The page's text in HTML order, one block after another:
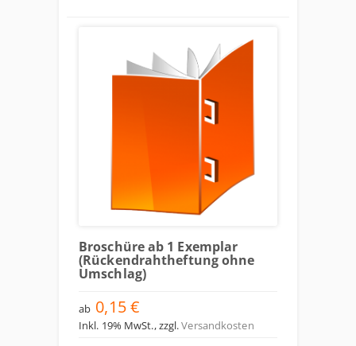
Broschüre ab 1 Exemplar
(Rückendrahtheftung ohne
Umschlag)
ab 0,15 €
Inkl. 19% MwSt.,zzgl.Versandkosten